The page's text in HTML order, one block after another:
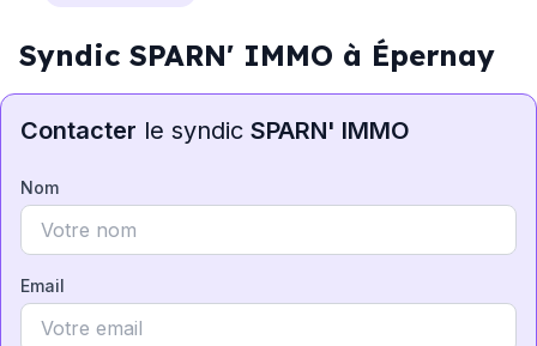
Syndic SPARN' IMMO à Épernay
Contacter le syndic SPARN' IMMO
Nom
Email